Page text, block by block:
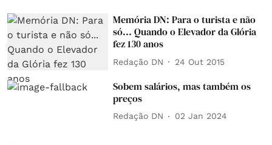
Memória DN: Para o turista e não
só... Quando o Elevador da Glória
fez 130 anos
Redação DN 24 Out 2015
Sobem salários, mas também os
preços
Redação DN 02 Jan 2024